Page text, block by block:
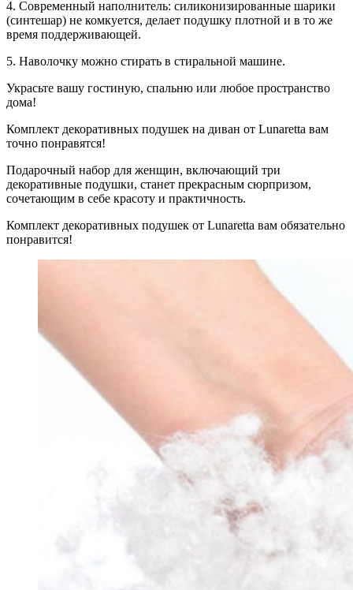
4. Современный наполнитель: cиликонизированные шарики
(синтешар) не комкуется, делает подушку плотной и в то же
время поддерживающей.
5. Наволочку можно стирать в стиральной машине.
Украсьте вашу гостиную, спальню или любое пространство
дома!
Комплект декоративных подушек на диван от Lunaretta вам
точно понравятся!
Подарочный набор для женщин, включающий три
декоративные подушки, станет прекрасным сюрпризом,
сочетающим в себе красоту и практичность.
Комплект декоративных подушек от Lunaretta вам обязательно
понравится!